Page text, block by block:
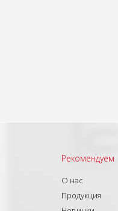
Рекомендуем
О нас
Продукция